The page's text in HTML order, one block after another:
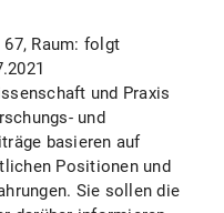
Raum: folgt
und Praxis
und
basieren auf
Positionen und
Sie sollen die